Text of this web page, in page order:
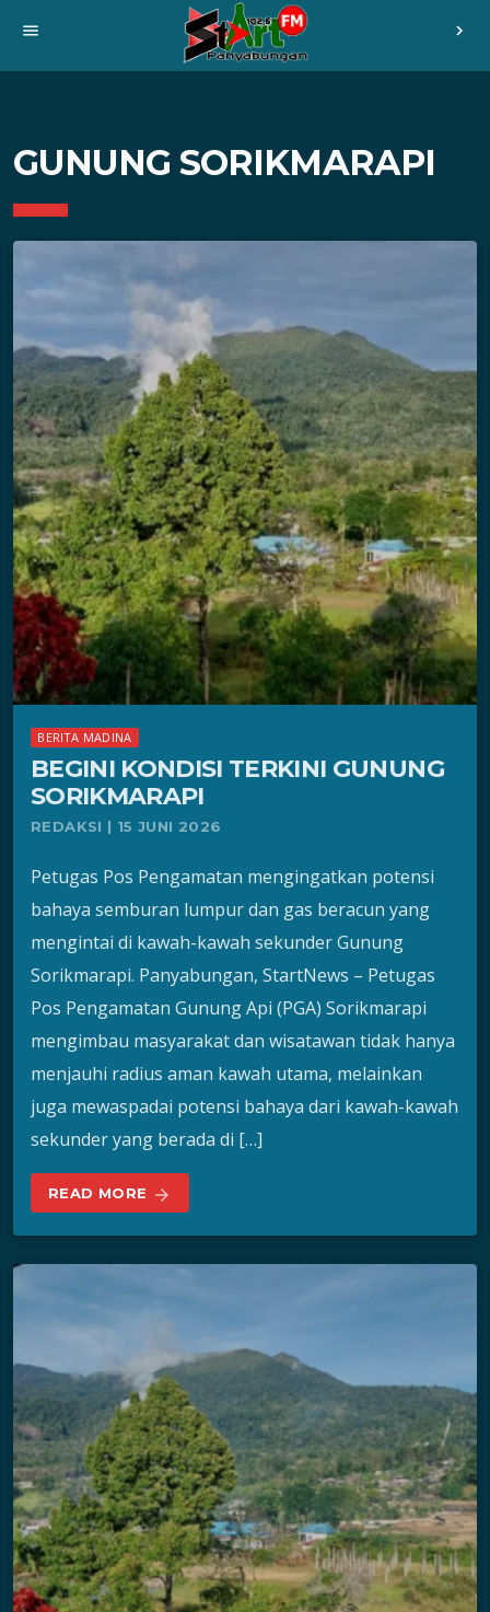
menu chevron_right
GUNUNG SORIKMARAPI
BERITA MADINA
BEGINI KONDISI TERKINI GUNUNG
SORIKMARAPI
REDAKSI | 15 JUNI 2026
Petugas Pos Pengamatan mengingatkan potensi
bahaya semburan lumpur dan gas beracun yang
mengintai di kawah-kawah sekunder Gunung
Sorikmarapi. Panyabungan, StartNews – Petugas
Pos Pengamatan Gunung Api (PGA) Sorikmarapi
mengimbau masyarakat dan wisatawan tidak hanya
menjauhi radius aman kawah utama, melainkan
juga mewaspadai potensi bahaya dari kawah-kawah
sekunder yang berada di […]
READ MORE arrow_forward